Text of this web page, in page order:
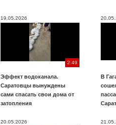
19.05.2026
2:49
Эффект водоканала.
Саратовцы вынуждены
сами спасать свои дома от
затопления
В
20.05.2026